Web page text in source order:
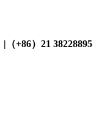
（+86）21 38228895